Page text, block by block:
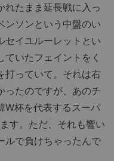
れたまま延長戦に入っ
ンソンという中盤のい
セイユルーレットとい
いたフェイントをく
打っていて。それは右
ったのですが、あのチ
W杯を代表するスーパ
す。ただ、それも響い
ルで負けちゃったんで